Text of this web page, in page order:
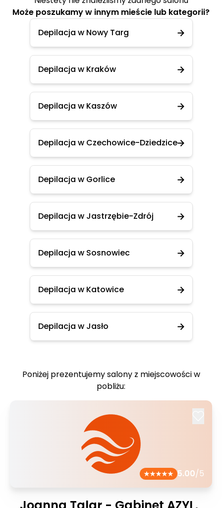
Może poszukamy w innym mieście lub kategorii?
Depilacja w Nowy Targ
Depilacja w Kraków
Depilacja w Kaszów
Depilacja w Czechowice-Dziedzice
Depilacja w Gorlice
Depilacja w Jastrzębie-Zdrój
Depilacja w Sosnowiec
Depilacja w Katowice
Depilacja w Jasło
Poniżej prezentujemy salony z miejscowości w
pobliżu:
5.00/5